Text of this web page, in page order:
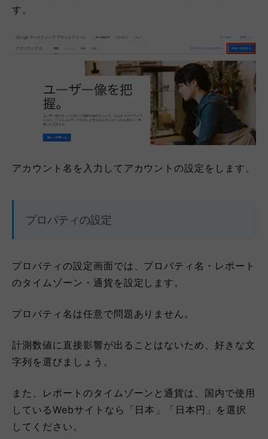
す。
アカウント名を入力してアカウントの設定をします。
プロパティの設定
プロパティの設定画面では、プロパティ名・レポート
のタイムゾーン・通貨を設定します。
プロパティ名は任意で問題ありません。
計測数値に直接影響が出ることはないため、好きな文
字列を選びましょう。
また、レポートのタイムゾーンと通貨は、国内で使用
しているWebサイトなら「日本」「日本円」を選択
してください。